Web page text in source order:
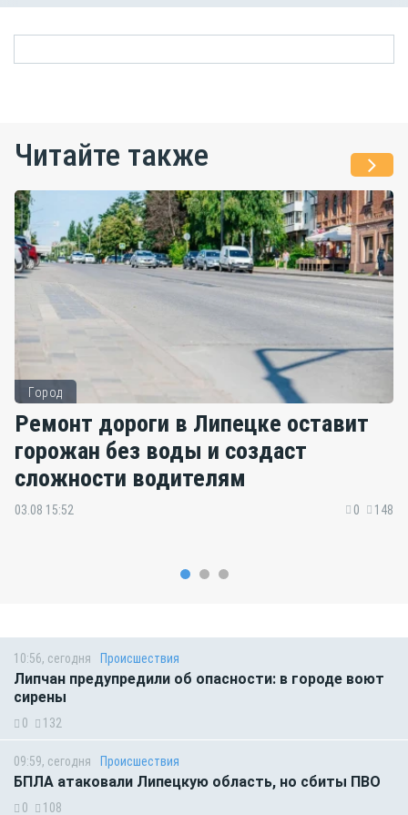
Читайте также
Город
Ремонт дороги в Липецке оставит
горожан без воды и создаст
сложности водителям
03.08 15:52 0 148
10:56, сегодня Происшествия
Липчан предупредили об опасности: в городе воют
сирены
0 132
09:59, сегодня Происшествия
БПЛА атаковали Липецкую область, но сбиты ПВО
0 108